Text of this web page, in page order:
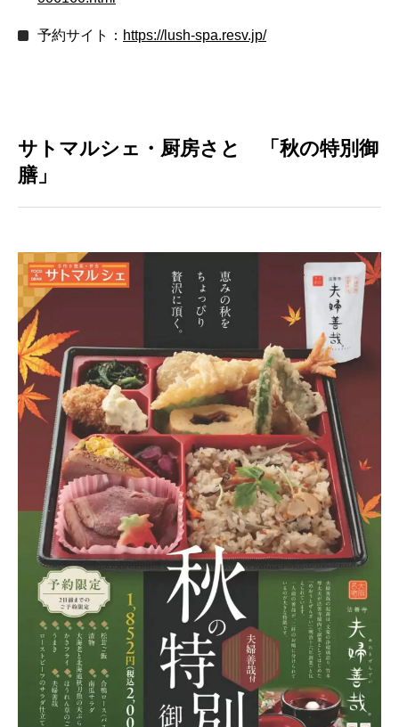
予約サイト： https://lush-spa.resv.jp/
サトマルシェ・厨房さと 「秋の特別御
膳」